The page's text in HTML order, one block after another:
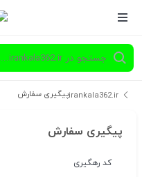
irankala362.irپیگیری سفارش
پیگیری سفارش
کد رهگیری